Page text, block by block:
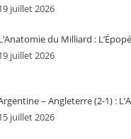
juillet 2026
du Milliard :
juillet 2026
– Angleterre (2-1) :
juillet 2026